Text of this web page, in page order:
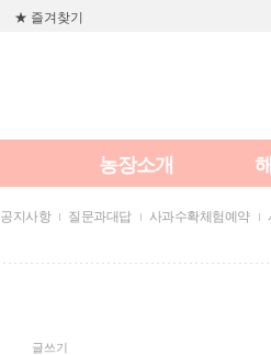
★ 즐겨찾기
농장소개
공지사항 질문과대답 사과수확체험예약
글쓰기